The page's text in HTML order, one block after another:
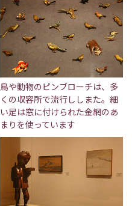
鳥や動物のピンブローチは、多
くの収容所で流行ししまた。細
い足は窓に付けられた金網のあ
まりを使っています